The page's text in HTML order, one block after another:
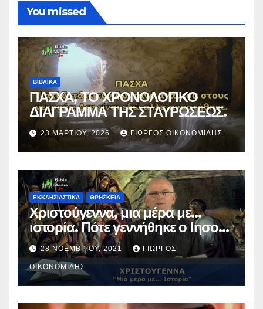
You missed
ΒΙΒΛΙΚΑ
ΠΑΣΧΑ, ΤΟ ΧΡΟΝΟΛΟΓΙΚΟ
ΔΙΑΓΡΑΜΜΑ ΤΗΣ ΣΤΑΥΡΩΣΕΩΣ.
23 ΜΑΡΤΊΟΥ, 2026 ΓΙΏΡΓΟΣ ΟΙΚΟΝΟΜΊΔΗΣ
ΕΚΚΛΗΣΙΑΣΤΙΚΑ ΘΡΗΣΚΕΙΑ
Χριστούγεννα, μια μέρα με…
ιστορία. Πότε γεννήθηκε ο Ιησούς
Χριστός; (Βίντεο).
28 ΝΟΕΜΒΡΊΟΥ, 2021 ΓΙΏΡΓΟΣ
ΟΙΚΟΝΟΜΊΔΗΣ